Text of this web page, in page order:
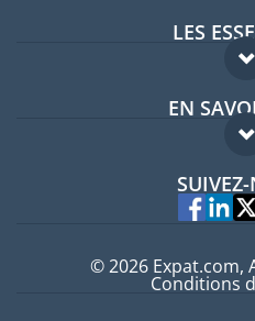
LES
Forum
EN
FAQ
© 2026 Expat.com,
Conditions